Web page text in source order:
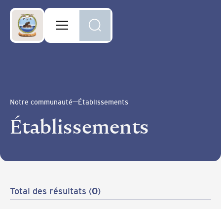
Notre communauté Établissements
Établissements
Total des résultats (0)